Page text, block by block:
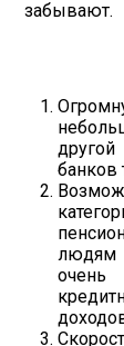
забывают.
банков
людям
очень